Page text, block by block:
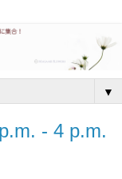
▼
- 4 p.m.